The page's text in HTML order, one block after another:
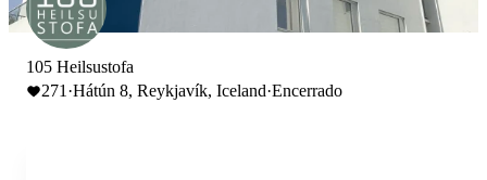
105 Heilsustofa
271 ·Hátún 8, Reykjavík, Iceland·Encerrado